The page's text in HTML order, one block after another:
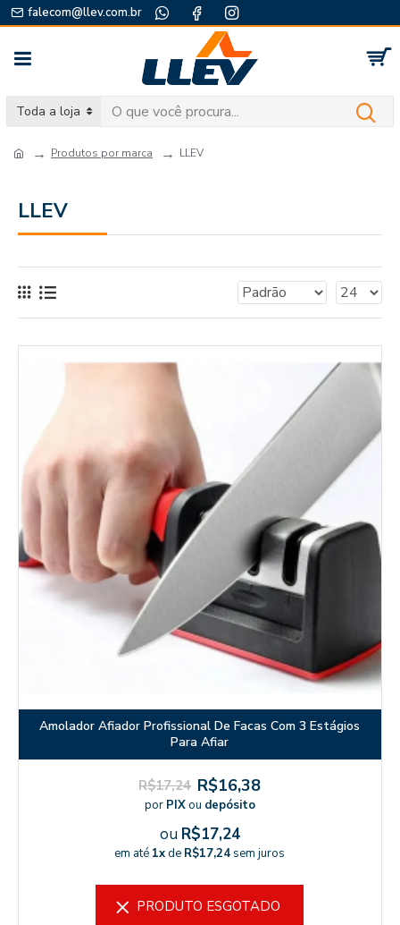
falecom@llev.com.br
Toda a loja
Produtos por marca LLEV
LLEV
Amolador Afiador Profissional De Facas Com 3 Estágios
Para Afiar
R$17,24 R$16,38
por PIXou depósito
ou R$17,24
em até 1xde R$17,24 sem juros
PRODUTO ESGOTADO